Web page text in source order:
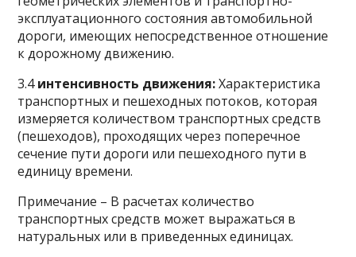
эксплуатационного состояния автомобильной
дороги, имеющих непосредственное отношение
к дорожному движению.
3.4интенсивность движения:Характеристика
транспортных и пешеходных потоков, которая
измеряется количеством транспортных средств
(пешеходов), проходящих через поперечное
сечение пути дороги или пешеходного пути в
единицу времени.
Примечание – В расчетах количество
транспортных средств может выражаться в
натуральных или в приведенных единицах.